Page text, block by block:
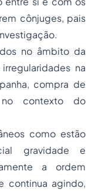
cônjuges, pais
no âmbito da
na
compra de
no contexto do
como estão
gravidade e
a ordem
continua agindo,